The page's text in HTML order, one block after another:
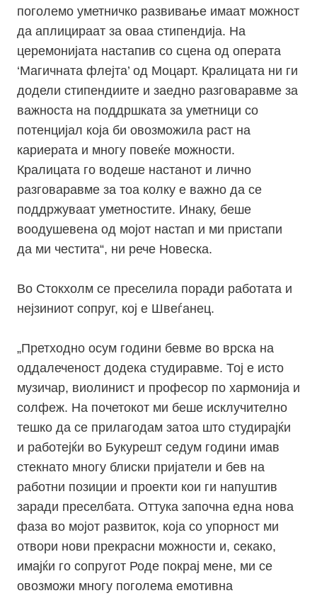
поголемо уметничко развивање имаат можност
да аплицираат за оваа стипендија. На
церемонијата настапив со сцена од операта
‘Магичната флејта’ од Моцарт. Кралицата ни ги
додели стипендиите и заедно разговаравме за
важноста на поддршката за уметници со
потенцијал која би овозможила раст на
кариерата и многу повеќе можности.
Кралицата го водеше настанот и лично
разговаравме за тоа колку е важно да се
поддржуваат уметностите. Инаку, беше
воодушевена од мојот настап и ми пристапи
да ми честита“, ни рече Новеска.
Во Стокхолм се преселила поради работата и
нејзиниот сопруг, кој е Швеѓанец.
„Претходно осум години бевме во врска на
оддалеченост додека студиравме. Тој е исто
музичар, виолинист и професор по хармонија и
солфеж. На почетокот ми беше исклучително
тешко да се прилагодам затоа што студирајќи
и работејќи во Букурешт седум години имав
стекнато многу блиски пријатели и бев на
работни позиции и проекти кои ги напуштив
заради преселбата. Оттука започна една нова
фаза во мојот развиток, која со упорност ми
отвори нови прекрасни можности и, секако,
имајќи го сопругот Роде покрај мене, ми се
овозможи многу поголема емотивна